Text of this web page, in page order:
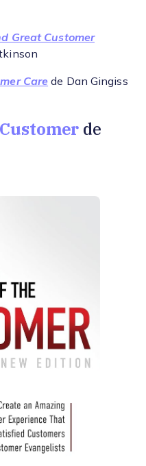
Great Customer
Care de Dan Gingiss
de